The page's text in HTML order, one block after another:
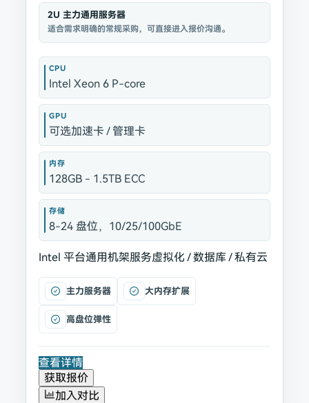
2U 主力通用服务器
适合需求明确的常规采购，可直接进入报价沟通。
CPU
Intel Xeon 6 P-core
GPU
可选加速卡 / 管理卡
内存
128GB - 1.5TB ECC
存储
8-24 盘位，10/25/100GbE
Intel 平台通用机架服务虚拟化 / 数据库 / 私有云
主力服务器 大内存扩展
高盘位弹性
查看详情
获取报价
加入对比